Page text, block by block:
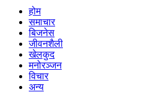
होम
समाचार
बिजनेस
जीवनशैली
खेलकुद
मनोरञ्जन
विचार
अन्य